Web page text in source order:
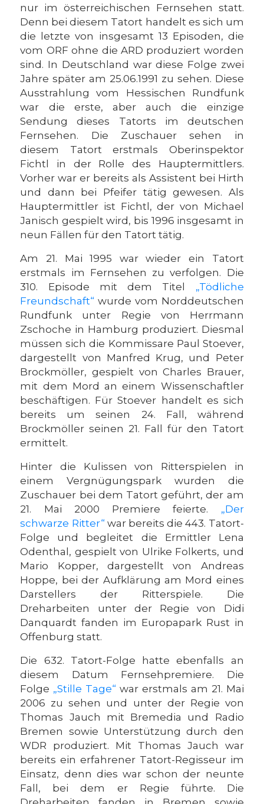
nur im österreichischen Fernsehen statt.
Denn bei diesem Tatort handelt es sich um
die letzte von insgesamt 13 Episoden, die
vom ORF ohne die ARD produziert worden
sind. In Deutschland war diese Folge zwei
Jahre später am 25.06.1991 zu sehen. Diese
Ausstrahlung vom Hessischen Rundfunk
war die erste, aber auch die einzige
Sendung dieses Tatorts im deutschen
Fernsehen. Die Zuschauer sehen in
diesem Tatort erstmals Oberinspektor
Fichtl in der Rolle des Hauptermittlers.
Vorher war er bereits als Assistent bei Hirth
und dann bei Pfeifer tätig gewesen. Als
Hauptermittler ist Fichtl, der von Michael
Janisch gespielt wird, bis 1996 insgesamt in
neun Fällen für den Tatort tätig.
Am 21. Mai 1995 war wieder ein Tatort
erstmals im Fernsehen zu verfolgen. Die
310. Episode mit dem Titel „Tödliche
Freundschaft“ wurde vom Norddeutschen
Rundfunk unter Regie von Herrmann
Zschoche in Hamburg produziert. Diesmal
müssen sich die Kommissare Paul Stoever,
dargestellt von Manfred Krug, und Peter
Brockmöller, gespielt von Charles Brauer,
mit dem Mord an einem Wissenschaftler
beschäftigen. Für Stoever handelt es sich
bereits um seinen 24. Fall, während
Brockmöller seinen 21. Fall für den Tatort
ermittelt.
Hinter die Kulissen von Ritterspielen in
einem Vergnügungspark wurden die
Zuschauer bei dem Tatort geführt, der am
21. Mai 2000 Premiere feierte. „Der
schwarze Ritter“ war bereits die 443. Tatort-
Folge und begleitet die Ermittler Lena
Odenthal, gespielt von Ulrike Folkerts, und
Mario Kopper, dargestellt von Andreas
Hoppe, bei der Aufklärung am Mord eines
Darstellers der Ritterspiele. Die
Dreharbeiten unter der Regie von Didi
Danquardt fanden im Europapark Rust in
Offenburg statt.
Die 632. Tatort-Folge hatte ebenfalls an
diesem Datum Fernsehpremiere. Die
Folge „Stille Tage“ war erstmals am 21. Mai
2006 zu sehen und unter der Regie von
Thomas Jauch mit Bremedia und Radio
Bremen sowie Unterstützung durch den
WDR produziert. Mit Thomas Jauch war
bereits ein erfahrener Tatort-Regisseur im
Einsatz, denn dies war schon der neunte
Fall, bei dem er Regie führte. Die